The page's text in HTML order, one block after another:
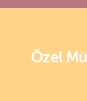
Özel